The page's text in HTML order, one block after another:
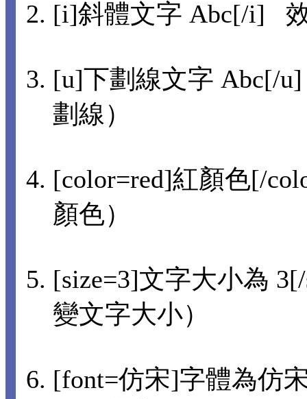
[i]斜體文字 Abc[/i]
[u]下劃線文字 Abc[/
劃線）
[color=red]紅顏色[/
顏色）
[size=3]文字大小為
變文字大小）
[font=仿宋]字體為仿